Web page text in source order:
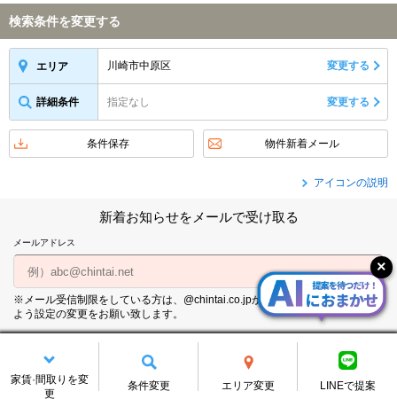
家賃·間取りを変
更
条件変更 エリア変更 LINEで提案
検索条件を変更する
エリア 川崎市中原区 変更する
詳細条件 指定なし 変更する
条件保存 物件新着メール
アイコンの説明
新着お知らせをメールで受け取る
メールアドレス
※メール受信制限をしている方は、@chintai.co.jpからのメールを受信できる
よう設定の変更をお願い致します。
個人情報の取り扱いについて